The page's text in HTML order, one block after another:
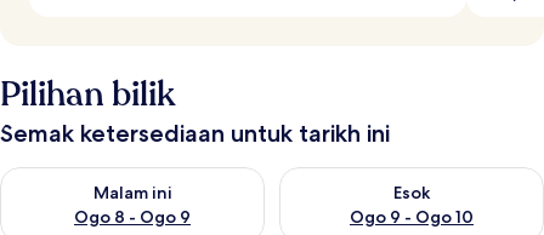
Pilihan bilik
Semak ketersediaan untuk tarikh ini
Malam ini
Ogo 8 - Ogo 9
Semak ketersediaan untuk malam ini Ogo 8 - Ogo 9
Esok
Ogo 9 - Ogo 10
Semak ketersediaan untuk